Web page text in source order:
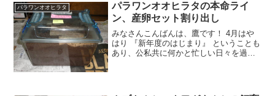
パラワンオオヒラタ
パラワンオオヒラタの本命ライ
ン、産卵セット割り出し
みなさんこんばんは、鷹です！ 4月はや
はり 『新年度のはじまり』 ということも
あり、公私共に何かと忙しい日々を過ご